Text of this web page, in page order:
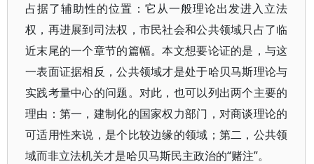
占据了辅助性的位置：它从一般理论出发进入立法
权，再进展到司法权，市民社会和公共领域只占了临
近末尾的一个章节的篇幅。本文想要论证的是，与这
一表面证据相反，公共领域才是处于哈贝马斯理论与
实践考量中心的问题。对此，也可以列出两个主要的
理由：第一，建制化的国家权力部门，对商谈理论的
可适用性来说，是个比较边缘的领域；第二，公共领
域而非立法机关才是哈贝马斯民主政治的“赌注”。